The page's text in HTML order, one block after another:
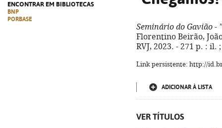
ENCONTRAR EM BIBLIOTECAS
BNP
PORBASE
Seminário do Gavião -
Florentino Beirão,
RVJ, 2023. - 271 p. : il.
Link persistente: http://
ADICIONAR À LISTA
VER TÍTULOS